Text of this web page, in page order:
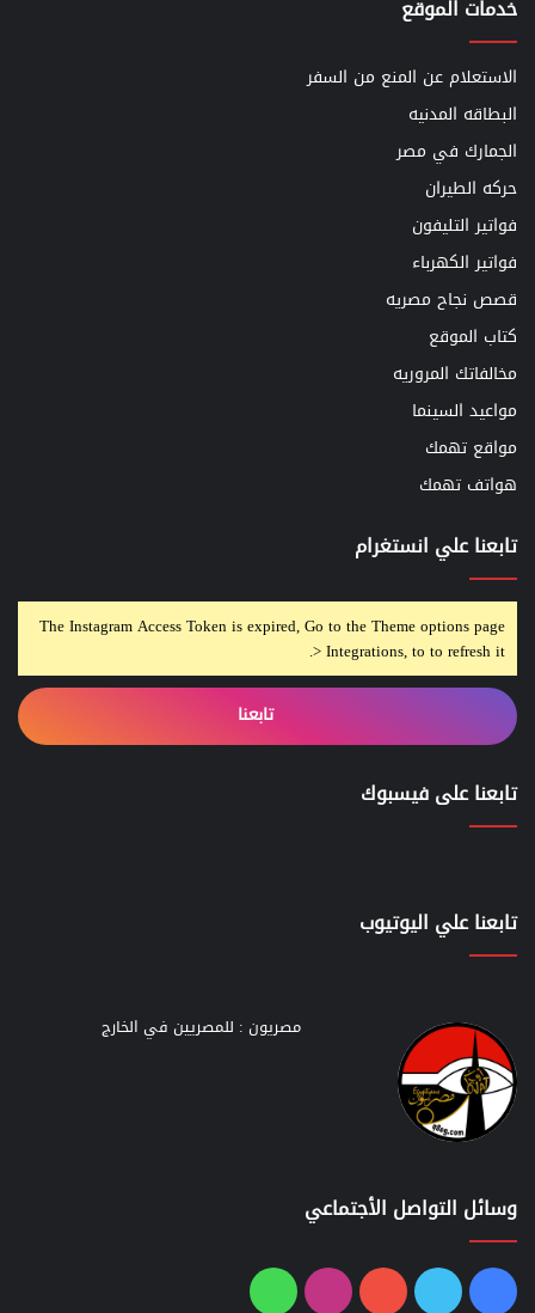
خدمات الموقع
الاستعلام عن المنع من السفر
البطاقه المدنيه
الجمارك في مصر
حركه الطيران
فواتير التليفون
فواتير الكهرباء
قصص نجاح مصريه
كتاب الموقع
مخالفاتك المروريه
مواعيد السينما
مواقع تهمك
هواتف تهمك
تابعنا علي انستغرام
The Instagram Access Token is expired, Go to the Theme options page
> Integrations, to to refresh it.
تابعنا
تابعنا على فيسبوك
تابعنا علي اليوتيوب
مصريون : للمصريين في الخارج
وسائل التواصل الأجتماعي
فيسبوك
تويتر يوتيوبانستقرامواتساب